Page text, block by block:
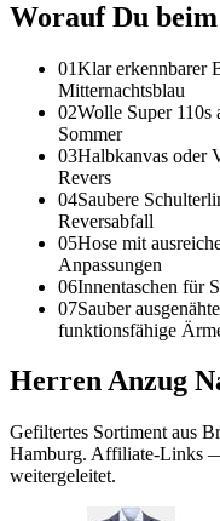
Worauf Du
01Klar erkennbarer
Mitternachtsblau
02Wolle Super
Sommer
03Halbkanvas oder
Revers
04Saubere
Reversabfall
05Hose mit
Anpassungen
06Innentaschen für
07Sauber
funktionsfähige
Herren Anzug
Gefiltertes Sortiment aus
Hamburg. Affiliate-Links
weitergeleitet.